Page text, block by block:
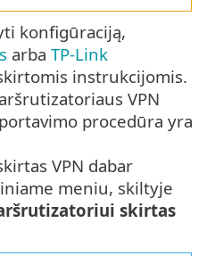
konfigūraciją,
arba TP-Link
instrukcijomis.
VPN
procedūra yra
VPN dabar
meniu, skiltyje
skirtas